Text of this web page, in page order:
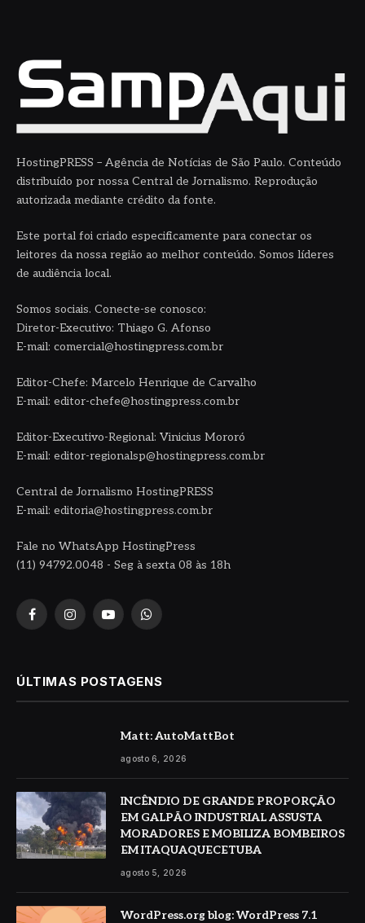
HostingPRESS – Agência de Notícias de São Paulo. Conteúdo
distribuído por nossa Central de Jornalismo. Reprodução
autorizada mediante crédito da fonte.
Este portal foi criado especificamente para conectar os
leitores da nossa região ao melhor conteúdo. Somos líderes
de audiência local.
Somos sociais. Conecte-se conosco:
Diretor-Executivo: Thiago G. Afonso
E-mail: comercial@hostingpress.com.br
Editor-Chefe: Marcelo Henrique de Carvalho
E-mail: editor-chefe@hostingpress.com.br
Editor-Executivo-Regional: Vinicius Mororó
E-mail: editor-regionalsp@hostingpress.com.br
Central de Jornalismo HostingPRESS
E-mail: editoria@hostingpress.com.br
Fale no WhatsApp HostingPress
(11) 94792.0048 - Seg à sexta 08 às 18h
FacebookInstagramYouTubeWhatsApp
ÚLTIMAS POSTAGENS
Matt: AutoMattBot
agosto 6, 2026
INCÊNDIO DE GRANDE PROPORÇÃO
EM GALPÃO INDUSTRIAL ASSUSTA
MORADORES E MOBILIZA BOMBEIROS
EM ITAQUAQUECETUBA
agosto 5, 2026
WordPress.org blog: WordPress 7.1